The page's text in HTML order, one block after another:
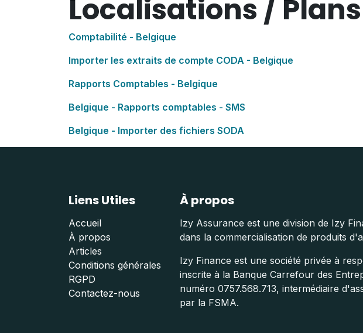
Localisations /
Comptabilité - Belgique
Importer les extraits de compte CODA - Belgique
Rapports Comptables - Belgique
Belgique - Rapports comptables - SMS
Belgique - Importer des fichiers SODA
Liens Utiles
Accueil
À propos
Articles
Conditions générales
RGPD
Contactez-nous
À propos
Izy Assurance est une division de Izy
dans la commercialisation de produits
Izy Finance est une société privée à
inscrite à la Banque Carrefour des
numéro 0757.568.713, intermédiaire
par la FSMA.